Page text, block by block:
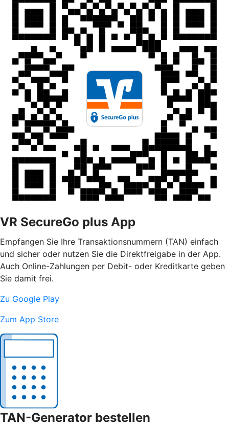
VR SecureGo plus App
Empfangen Sie Ihre Transaktionsnummern (TAN) einfach
und sicher oder nutzen Sie die Direktfreigabe in der App.
Auch Online-Zahlungen per Debit- oder Kreditkarte geben
Sie damit frei.
Zu Google Play
Zum App Store
TAN-Generator bestellen